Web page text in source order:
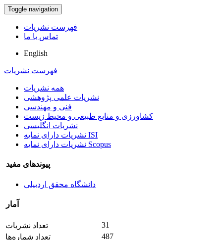
Toggle navigation
فهرست نشریات
تماس با ما
English
فهرست نشریات
همه نشریات
نشریات علمی پژوهشی
فنی و مهندسی
کشاورزی و منابع طبیعی و محیط زیست
نشریات انگلیسی
نشریات دارای نمایه ISI
نشریات دارای نمایه Scopus
پیوندهای مفید
دانشگاه محقق اردبیلی
آمار
تعداد نشریات
31
تعداد شماره‌ها
487